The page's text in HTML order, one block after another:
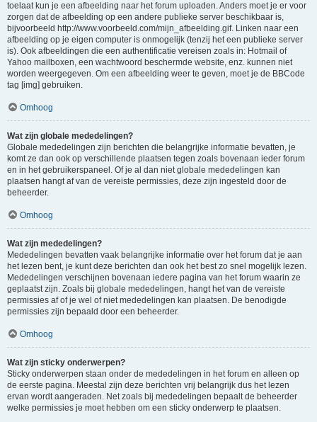
toelaat kun je een afbeelding naar het forum uploaden. Anders moet je er voor
zorgen dat de afbeelding op een andere publieke server beschikbaar is,
bijvoorbeeld http://www.voorbeeld.com/mijn_afbeelding.gif. Linken naar een
afbeelding op je eigen computer is onmogelijk (tenzij het een publieke server
is). Ook afbeeldingen die een authentificatie vereisen zoals in: Hotmail of
Yahoo mailboxen, een wachtwoord beschermde website, enz. kunnen niet
worden weergegeven. Om een afbeelding weer te geven, moet je de BBCode
tag [img] gebruiken.
Omhoog
Wat zijn globale mededelingen?
Globale mededelingen zijn berichten die belangrijke informatie bevatten, je
komt ze dan ook op verschillende plaatsen tegen zoals bovenaan ieder forum
en in het gebruikerspaneel. Of je al dan niet globale mededelingen kan
plaatsen hangt af van de vereiste permissies, deze zijn ingesteld door de
beheerder.
Omhoog
Wat zijn mededelingen?
Mededelingen bevatten vaak belangrijke informatie over het forum dat je aan
het lezen bent, je kunt deze berichten dan ook het best zo snel mogelijk lezen.
Mededelingen verschijnen bovenaan iedere pagina van het forum waarin ze
geplaatst zijn. Zoals bij globale mededelingen, hangt het van de vereiste
permissies af of je wel of niet mededelingen kan plaatsen. De benodigde
permissies zijn bepaald door een beheerder.
Omhoog
Wat zijn sticky onderwerpen?
Sticky onderwerpen staan onder de mededelingen in het forum en alleen op
de eerste pagina. Meestal zijn deze berichten vrij belangrijk dus het lezen
ervan wordt aangeraden. Net zoals bij mededelingen bepaalt de beheerder
welke permissies je moet hebben om een sticky onderwerp te plaatsen.